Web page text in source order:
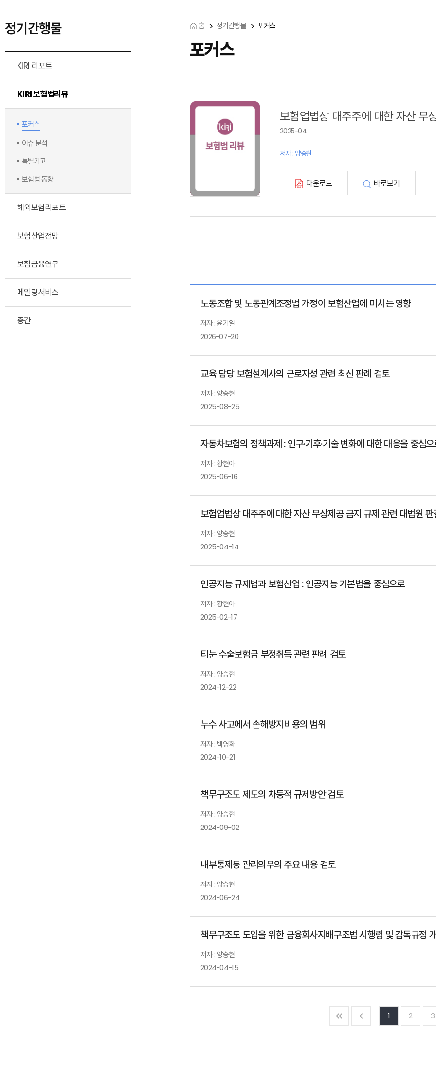
정기간행물
KIRI 리포트
KIRI 보험법리뷰
포커스
이슈 분석
특별기고
보험법 동향
해외보험리포트
보험산업전망
보험금융연구
메일링서비스
종간
홈 정기간행물 포커스
포커스
보험업법상 대주주에 대한 자산 무
2025-04
저자 : 양승현
다운로드 바로보기
노동조합 및 노동관계조정법 개정이 보험산업에 미치는 영향
저자 : 윤기열
2026-07-20
교육 담당 보험설계사의 근로자성 관련 최신 판례 검토
저자 : 양승현
2025-08-25
자동차보험의 정책과제 : 인구·기후·기술 변화에 대한 대응을 중심
저자 : 황현아
2025-06-16
보험업법상 대주주에 대한 자산 무상제공 금지 규제 관련 대법원
저자 : 양승현
2025-04-14
인공지능 규제법과 보험산업 : 인공지능 기본법을 중심으로
저자 : 황현아
2025-02-17
티눈 수술보험금 부정취득 관련 판례 검토
저자 : 양승현
2024-12-22
누수 사고에서 손해방지비용의 범위
저자 : 백영화
2024-10-21
책무구조도 제도의 차등적 규제방안 검토
저자 : 양승현
2024-09-02
내부통제등 관리의무의 주요 내용 검토
저자 : 양승현
2024-06-24
책무구조도 도입을 위한 금융회사지배구조법 시행령 및 감독규정
저자 : 양승현
2024-04-15
1 2 3